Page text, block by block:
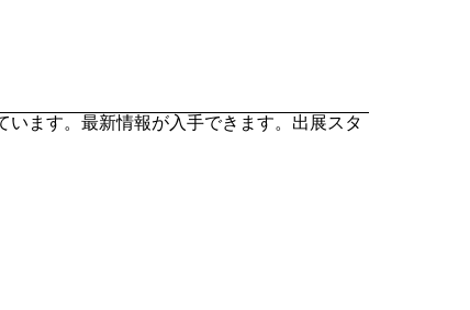
います。最新情報が入手できます。出展スタ